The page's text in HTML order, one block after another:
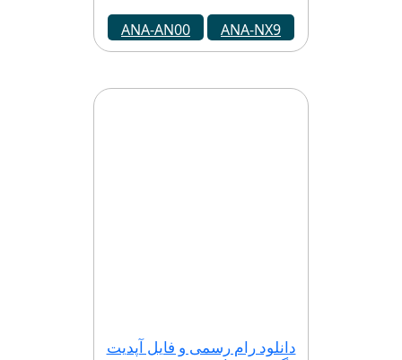
ANA-NX9
ANA-AN00
دانلود رام رسمی و فایل آپدیت